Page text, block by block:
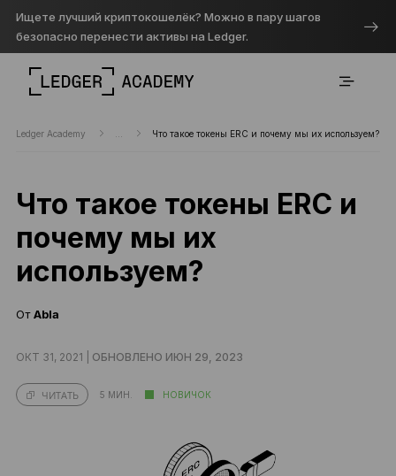
Ищете лучший криптокошелёк? Можно в пару шагов
безопасно перенести активы на Ledger.
Ledger Academy Что такое токены ERC и почему мы их используем?
Что такое токены ERC и
почему мы их
используем?
ОтAbla
ОКТ 31, 2021 | ОБНОВЛЕНО ИЮН 29, 2023
ЧИТАТЬ 5 МИН. НОВИЧОК